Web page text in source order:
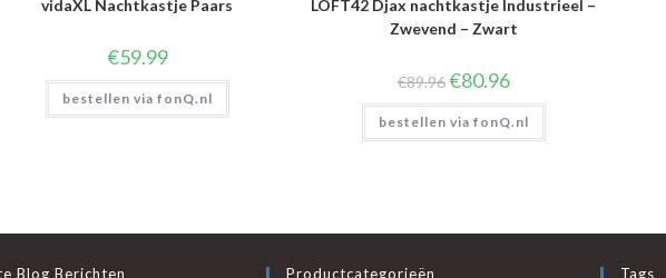
vidaXL Nachtkastje Paars
€59.99
bestellen via fonQ.nl
LOFT42 Djax nachtkastje Industrieel –
Zwevend – Zwart
€89.96Oorspronkelijke
prijs
was:
€89.96.
€80.96Huidige
prijs
is:
€80.96.
bestellen via fonQ.nl
Blog Berichten Productcategorieën Tags